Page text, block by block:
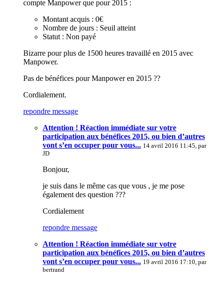
compte Manpower que pour 2015 :
Montant acquis : 0€
Nombre de jours : Seuil atteint
Statut : Non payé
Bizarre pour plus de 1500 heures travaillé en 2015 avec
Manpower.
Pas de bénéfices pour Manpower en 2015 ??
Cordialement.
repondre message
Attention ! Réaction immédiate sur votre
participation aux bénéfices 2015, ou bien d’autres
vont s’en occuper pour vous... 14 avril 2016 11:45, par
JD
Bonjour,
je suis dans le même cas que vous , je me pose
également des question ???
Cordialement
repondre message
Attention ! Réaction immédiate sur votre
participation aux bénéfices 2015, ou bien d’autres
vont s’en occuper pour vous... 19 avril 2016 17:10, par
bertrand